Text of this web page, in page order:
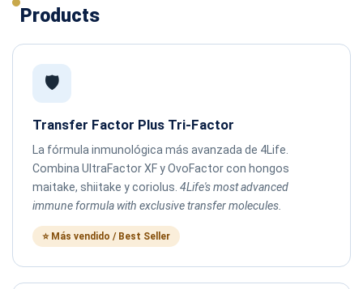
Products
🛡️
Transfer Factor Plus Tri-Factor
La fórmula inmunológica más avanzada de 4Life.
Combina UltraFactor XF y OvoFactor con hongos
maitake, shiitake y coriolus. 4Life's most advanced
immune formula with exclusive transfer molecules.
⭐ Más vendido / Best Seller